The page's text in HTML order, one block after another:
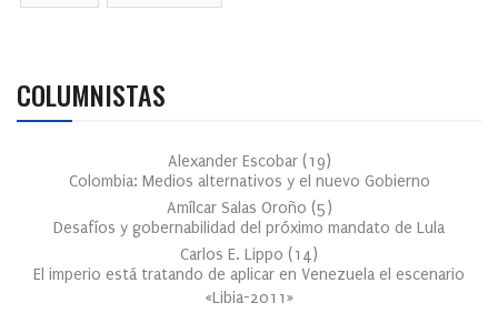
COLUMNISTAS
Alexander Escobar (19)
Colombia: Medios alternativos y el nuevo Gobierno
Amílcar Salas Oroño (5)
Desafíos y gobernabilidad del próximo mandato de Lula
Carlos E. Lippo (14)
El imperio está tratando de aplicar en Venezuela el escenario
«Libia-2011»